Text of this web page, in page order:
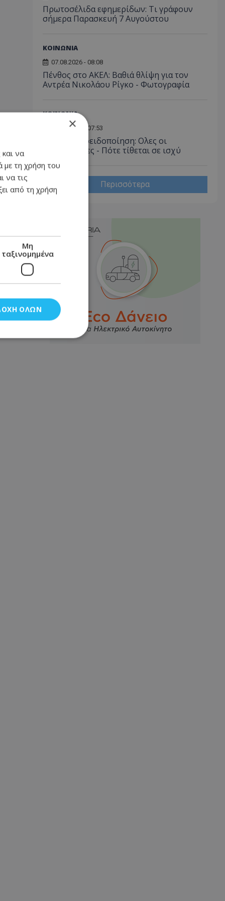
Πρωτοσέλιδα εφημερίδων: Τι γράφουν
σήμερα Παρασκευή 7 Αυγούστου
ΚΟΙΝΩΝΙΑ
07.08.2026 - 08:08
Πένθος στο ΑΚΕΛ: Βαθιά θλίψη για τον
Αντρέα Νικολάου Ρίγκο - Φωτογραφία
ΚΟΙΝΩΝΙΑ
07.08.2026 - 07:53
Κίτρινη προειδοποίηση: Ολες οι
λεπτομέρειες - Πότε τίθεται σε ισχύ
Περισσότερα
×
και να
με τη χρήση του
να τις
από τη χρήση
Μη
ταξινομημένα
ΌΛΩΝ
και τη
cookies.
το
του χρήστη
και
σύμφωνα με τον
τη
σχετικά με
τους.
ιστότοπο και
που μπορεί να
της
με